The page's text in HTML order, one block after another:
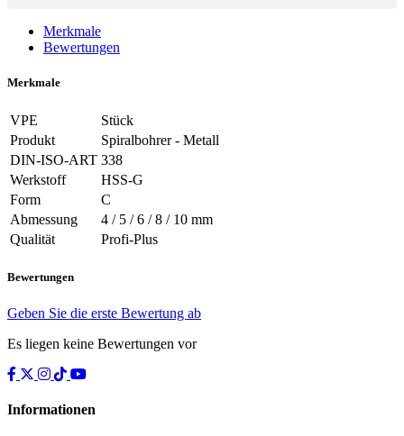
Merkmale
Bewertungen
Merkmale
VPE
Stück
Produkt
Spiralbohrer - Metall
DIN-ISO-ART 338
Werkstoff
HSS-G
Form
C
Abmessung
4 / 5 / 6 / 8 / 10 mm
Qualität
Profi-Plus
Bewertungen
Geben Sie die erste Bewertung ab
Es liegen keine Bewertungen vor
Informationen